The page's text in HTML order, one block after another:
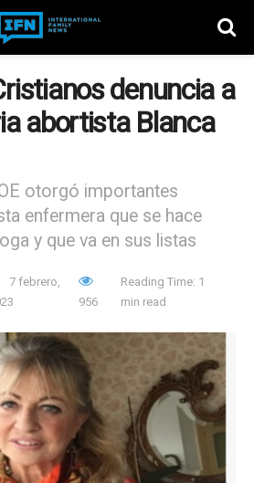
denuncia a
abortista Blanca
otorgó importantes
enfermera que se hace
y que va en sus listas
7 febrero,
956
Reading Time: 1
min read